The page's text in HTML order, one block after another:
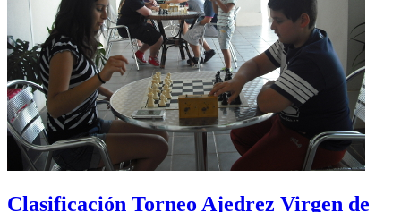
Clasificación Torneo Ajedrez Virgen de